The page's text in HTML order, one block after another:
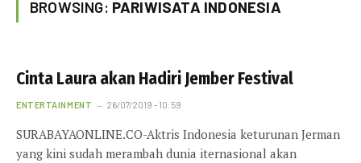
BROWSING: PARIWISATA INDONESIA
Cinta Laura akan Hadiri Jember Festival
ENTERTAINMENT 26/07/2019 - 10:59
SURABAYAONLINE.CO-Aktris Indonesia keturunan Jerman
yang kini sudah merambah dunia iternasional akan